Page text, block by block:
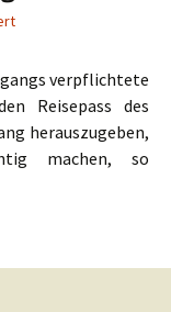
verpflichtete
Reisepass des
herauszugeben,
machen, so